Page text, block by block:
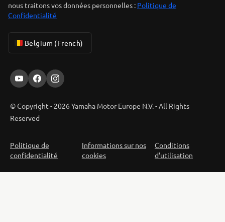
nous traitons vos données personnelles : Politique de
Confidentialité
Belgium (French)
© Copyright - 2026 Yamaha Motor Europe N.V. - All Rights
Reserved
Politique de
confidentialité
Informations sur nos
cookies
Conditions
d'utilisation